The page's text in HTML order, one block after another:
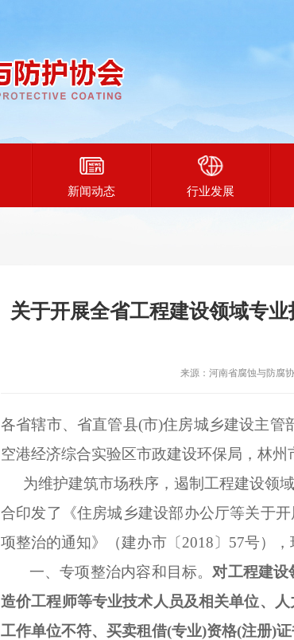
新闻动态 行业发展
关于开展全省工程建设领域专
来源：河南省腐蚀与防腐
各省辖市、省直管县(市)住房城乡建设主管
空港经济综合实验区市政建设环保局，林州
为维护建筑市场秩序，遏制工程建设领
合印发了《住房城乡建设部办公厅等关于
项整治的通知》（建办市〔 2018 〕 57号），
一、专项整治内容和目标。 对工程建设
造价工程师等专业技术人员及相关单位、
工作单位不符、买卖租借(专业)资格(注册)